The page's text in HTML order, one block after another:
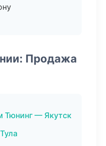
Продажа
Тюнинг — Якутск